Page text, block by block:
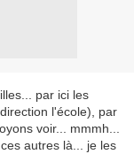
par ici les
l'école), par
voir... mmmh...
autres là... je les